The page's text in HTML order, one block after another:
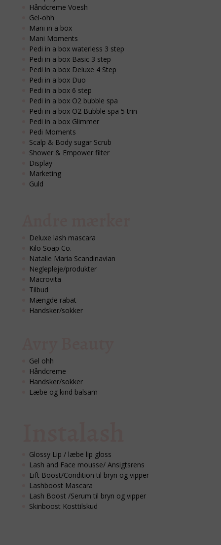
Håndcreme Voesh
Gel-ohh
Mani in a box
Mani Moments
Pedi in a box waterless 3 step
Pedi in a box Basic 3 step
Pedi in a box Deluxe 4 Step
Pedi in a box Duo
Pedi in a box 6 step
Pedi in a box O2 bubble spa
Pedi in a box O2 Bubble spa 5 trin
Pedi in a box Glimmer
Pedi Moments
Scalp & Body sugar Scrub
Shower & Empower filter
Display
Marketing
Guld
Deluxe lash mascara
Kilo Soap Co.
Natalie Maria Scandinavian
Neglepleje/produkter
Macrovita
Tilbud
Mængde rabat
Handsker/sokker
Gel ohh
Håndcreme
Handsker/sokker
Læbe og kind balsam
Glossy Lip / læbe lip gloss
Lash and Face mousse/ Ansigtsrens
Lift Boost/Condition til bryn og vipper
Lashboost Mascara
Lash Boost /Serum til bryn og vipper
Skinboost Kosttilskud